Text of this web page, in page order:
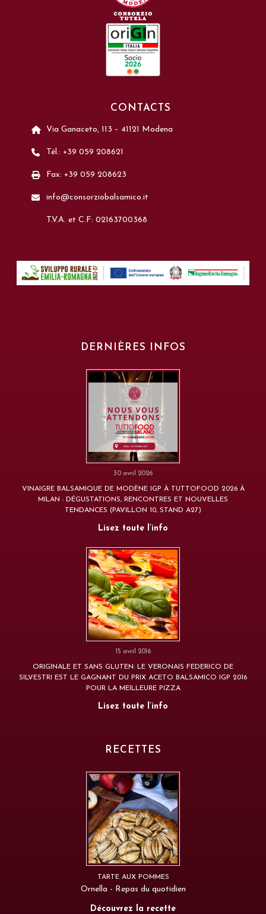
CONTACTS
Via Ganaceto, 113 – 41121 Modena
Tél.: +39 059 208621
Fax: +39 059 208623
info@consorziobalsamico.it
T.V.A. et C.F: 02163700368
DERNIÈRES INFOS
30 avril 2026
VINAIGRE BALSAMIQUE DE MODÈNE IGP À TUTTOFOOD 2026 À
MILAN : DÉGUSTATIONS, RENCONTRES ET NOUVELLES
TENDANCES (PAVILLON 10, STAND A27)
Lisez toute l’info
15 avril 2016
ORIGINALE ET SANS GLUTEN: LE VERONAIS FEDERICO DE
SILVESTRI EST LE GAGNANT DU PRIX ACETO BALSAMICO IGP 2016
POUR LA MEILLEURE PIZZA
Lisez toute l’info
RECETTES
TARTE AUX POMMES
Ornella - Repas du quotidien
Découvrez la recette